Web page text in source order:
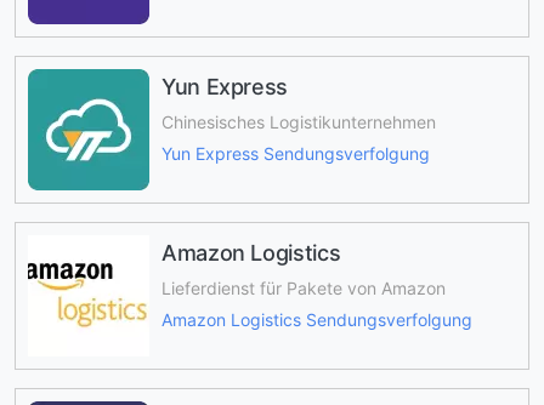
Yun Express
Chinesisches Logistikunternehmen
Yun Express Sendungsverfolgung
Amazon Logistics
Lieferdienst für Pakete von Amazon
Amazon Logistics Sendungsverfolgung